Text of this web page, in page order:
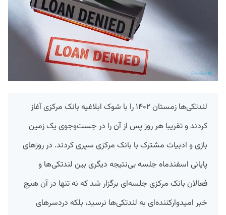
لندتکی‌ها زمستان ۱۴۰۲ را با شوک ابلاغیه بانک مرکزی آغاز
کردند و تقریبا هر روز پس از آن را در جست‌وجوی یک زمین
بازی و ادبیات مشترک با بانک مرکزی سپری کردند. در روزهای
پایانی اسفندماه جلسه بی‌نتیجه دیگری بین لندتکی‌ها و
فعالان بانک مرکزی جلسه‌ای برگزار شد که نه تنها در آن هیچ
خبر امیدوارکننده‌ای به لندتکی‌ها نرسید، بلکه دردسرهای